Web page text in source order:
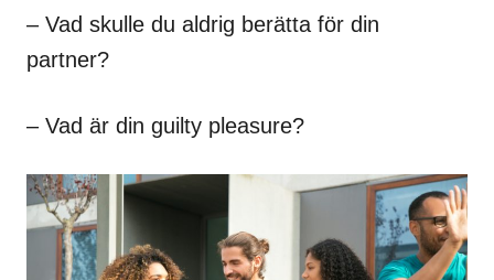
– Vad skulle du aldrig berätta för din
partner?
– Vad är din guilty pleasure?